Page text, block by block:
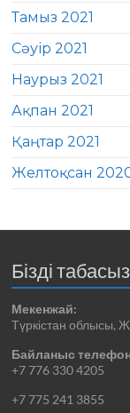
Тамыз 2021
Сәуір 2021
Наурыз 2021
Ақпан 2021
Қаңтар 2021
Желтоқсан
Бізді табасыз
Мекенжай:
Түркістан облысы,
Байланыс
+7 776 330 4205
+7 775 241 3855